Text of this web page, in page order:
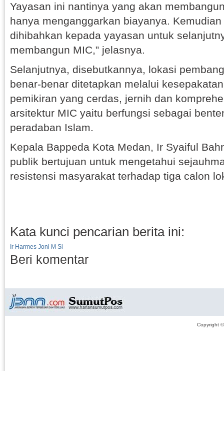
Yayasan ini nantinya yang akan
hanya menganggarkan biayanya.
dihibahkan kepada yayasan untuk
membangun MIC,” jelasnya.
Selanjutnya, disebutkannya, lokasi
benar-benar ditetapkan melalui
pemikiran yang cerdas, jernih dan
arsitektur MIC yaitu berfungsi sebagai
peradaban Islam.
Kepala Bappeda Kota Medan, Ir Syaiful
publik bertujuan untuk mengetahui
resistensi masyarakat terhadap tiga calon
Kata kunci pencarian berita ini:
Ir Harmes Joni M Si
Beri komentar
Copyright